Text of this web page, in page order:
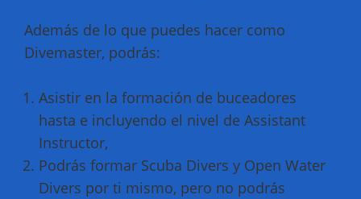
Además de lo que puedes hacer como
Divemaster, podrás:
Asistir en la formación de buceadores
hasta e incluyendo el nivel de Assistant
Instructor,
Podrás formar Scuba Divers y Open Water
Divers por ti mismo, pero no podrás